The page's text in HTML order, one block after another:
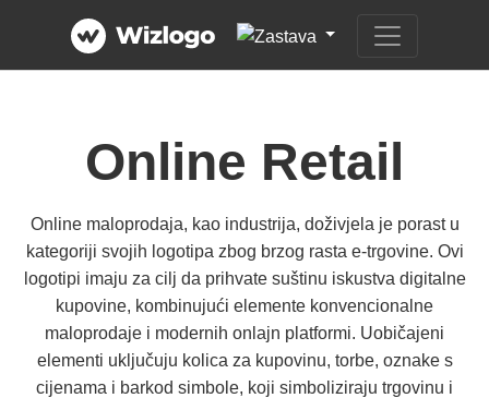
Online Retail
Online maloprodaja, kao industrija, doživjela je porast u
kategoriji svojih logotipa zbog brzog rasta e-trgovine. Ovi
logotipi imaju za cilj da prihvate suštinu iskustva digitalne
kupovine, kombinujući elemente konvencionalne
maloprodaje i modernih onlajn platformi. Uobičajeni
elementi uključuju kolica za kupovinu, torbe, oznake s
cijenama i barkod simbole, koji simboliziraju trgovinu i